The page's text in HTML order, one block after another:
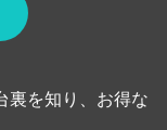
裏を知り、お得な